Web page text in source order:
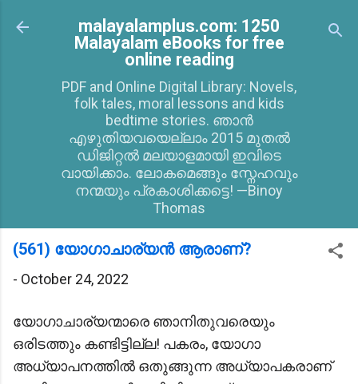
Skip to main content
malayalamplus.com: 1250
Malayalam eBooks for free
online reading
PDF and Online Digital Library: Novels,
folk tales, moral lessons and kids
bedtime stories. ഞാൻ
എഴുതിയവയെല്ലാം 2015 മുതൽ
ഡിജിറ്റൽ മലയാളമായി ഇവിടെ
വായിക്കാം. ലോകമെങ്ങും സ്നേഹവും
നന്മയും പ്രകാശിക്കട്ടെ! —Binoy
Thomas
(561) യോഗാചാര്യൻ ആരാണ്?
- October 24, 2022
യോഗാചാര്യന്മാരെ ഞാനിതുവരെയും
ഒരിടത്തും കണ്ടിട്ടില്ല! പകരം, യോഗാ
അധ്യാപനത്തിൽ ഒതുങ്ങുന്ന അധ്യാപകരാണ്